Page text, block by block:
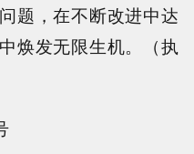
题，在不断改进中达
焕发无限生机。（执